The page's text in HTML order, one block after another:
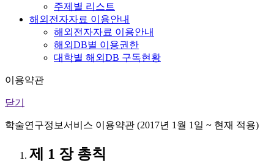
주제별 리스트
해외전자자료 이용안내
해외전자자료 이용안내
해외DB별 이용권한
대학별 해외DB 구독현황
이용약관
닫기
학술연구정보서비스 이용약관 (2017년 1월 1일 ~ 현재 적용)
제 1 장 총칙